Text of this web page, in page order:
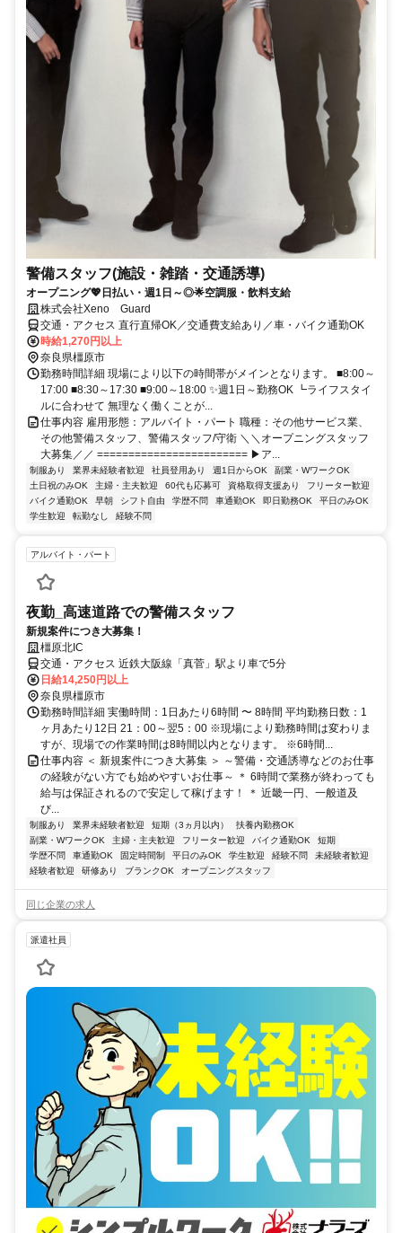
警備スタッフ(施設・雑踏・交通誘導)
オープニング💖日払い・週1日～◎🌟空調服・飲料支給
株式会社Xeno Guard
交通・アクセス 直行直帰OK／交通費支給あり／車・バイク通勤OK
時給1,270円以上
奈良県橿原市
勤務時間詳細 現場により以下の時間帯がメインとなります。 ■8:00～
17:00 ■8:30～17:30 ■9:00～18:00 ✨週1日～勤務OK ┗ライフスタイ
ルに合わせて 無理なく働くことが...
仕事内容 雇用形態：アルバイト・パート 職種：その他サービス業、
その他警備スタッフ、警備スタッフ/守衛 ＼＼オープニングスタッフ
大募集／／ ======================== ▶ア...
制服あり 業界未経験者歓迎 社員登用あり 週1日からOK
副業・WワークOK
土日祝のみOK
主婦・主夫歓迎 60代も応募可 資格取得支援あり
フリーター歓迎
バイク通勤OK
早朝 シフト自由 学歴不問 車通勤OK 即日勤務OK
平日のみOK
学生歓迎
転勤なし 経験不問
アルバイト・パート
夜勤_高速道路での警備スタッフ
新規案件につき大募集！
橿原北IC
交通・アクセス 近鉄大阪線「真菅」駅より車で5分
日給14,250円以上
奈良県橿原市
勤務時間詳細 実働時間：1日あたり6時間 〜 8時間 平均勤務日数：1
ヶ月あたり12日 21：00～翌5：00 ※現場により勤務時間は変わりま
すが、現場での作業時間は8時間以内となります。 ※6時間...
仕事内容 ＜ 新規案件につき大募集 ＞ ～警備・交通誘導などのお仕事
の経験がない方でも始めやすいお仕事～ ＊ 6時間で業務が終わっても
給与は保証されるので安定して稼げます！ ＊ 近畿一円、一般道及
び...
制服あり 業界未経験者歓迎 短期（3ヵ月以内）
扶養内勤務OK
副業・WワークOK
主婦・主夫歓迎 フリーター歓迎 バイク通勤OK
短期
学歴不問
車通勤OK 固定時間制 平日のみOK 学生歓迎 経験不問
未経験者歓迎
経験者歓迎
研修あり ブランクOK オープニングスタッフ
同じ企業の求人
派遣社員